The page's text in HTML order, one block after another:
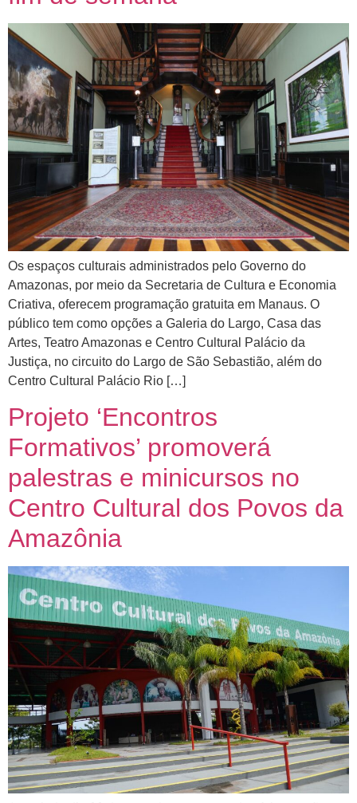
Os espaços culturais administrados pelo Governo do
Amazonas, por meio da Secretaria de Cultura e Economia
Criativa, oferecem programação gratuita em Manaus. O
público tem como opções a Galeria do Largo, Casa das
Artes, Teatro Amazonas e Centro Cultural Palácio da
Justiça, no circuito do Largo de São Sebastião, além do
Centro Cultural Palácio Rio […]
Projeto ‘Encontros
Formativos’ promoverá
palestras e minicursos no
Centro Cultural dos Povos da
Amazônia